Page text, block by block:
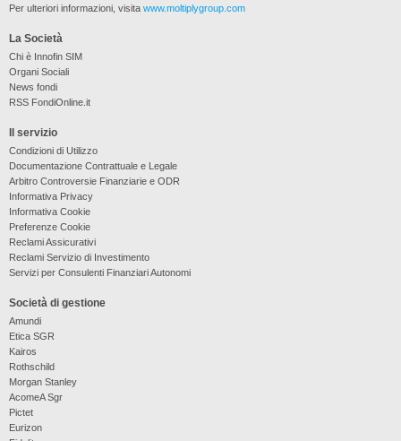
La Società
Chi è Innofin SIM
Organi Sociali
News fondi
RSS FondiOnline.it
Il servizio
Condizioni di Utilizzo
Documentazione Contrattuale e Legale
Arbitro Controversie Finanziarie e ODR
Informativa Privacy
Informativa Cookie
Preferenze Cookie
Reclami Assicurativi
Reclami Servizio di Investimento
Servizi per Consulenti Finanziari Autonomi
Società di gestione
Amundi
Etica SGR
Kairos
Rothschild
Morgan Stanley
AcomeA Sgr
Pictet
Eurizon
Per ulteriori informazioni, visita www.moltiplygroup.com